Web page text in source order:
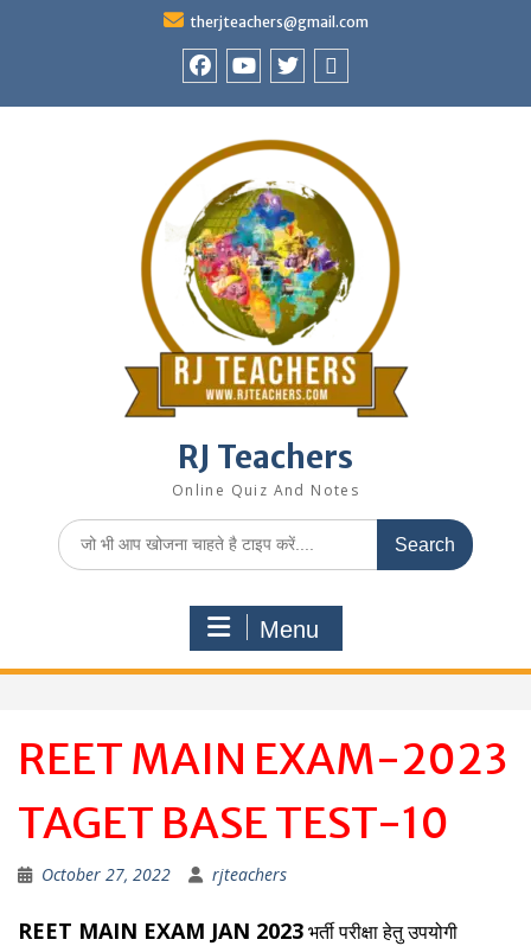
therjteachers@gmail.com
RJ Teachers
Online Quiz And Notes
Search
for:
Menu
REET MAIN EXAM-2023
TAGET BASE TEST-10
October 27, 2022 rjteachers
REET MAIN EXAM JAN 2023भर्ती परीक्षा हेतु उपयोगी